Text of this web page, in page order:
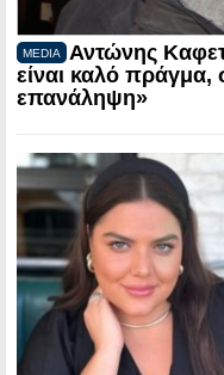
MEDIA
Αντώνης
είναι καλό πράγμα,
επανάληψη»